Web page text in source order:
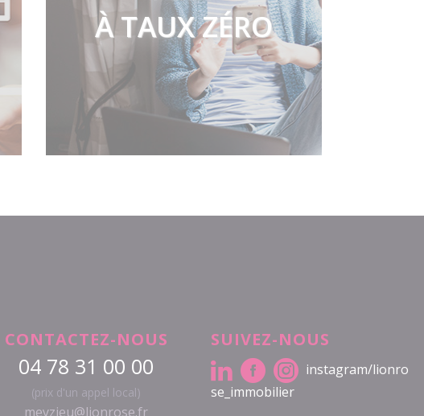
À TAUX ZÉRO
CONTACTEZ-NOUS
04 78 31 00 00
(prix d'un appel local)
meyzieu@lionrose.fr
SUIVEZ-NOUS
instagram/lionro
se_immobilier